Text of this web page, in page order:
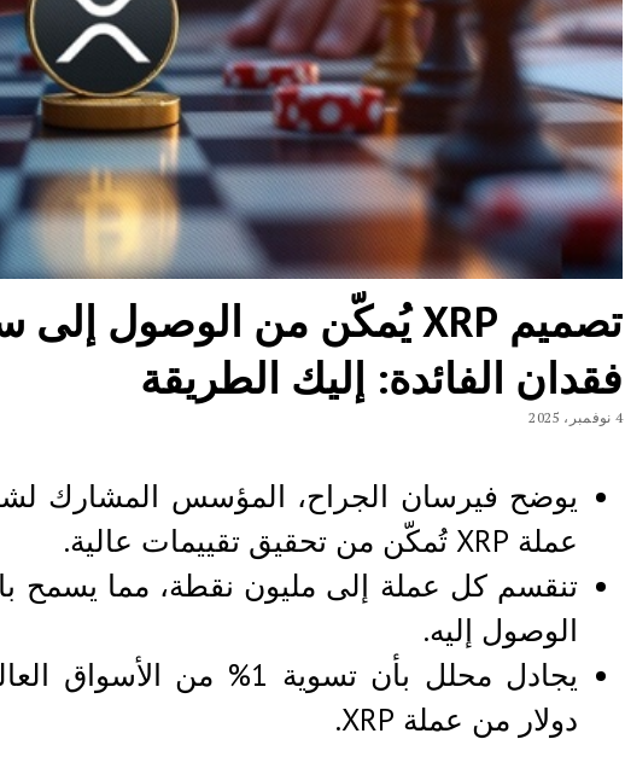
فقدان الفائدة: إليك الطريقة
4 نوفمبر، 2025
يوضح فيرسان الجراح، المؤسس المشارك
عملة XRP تُمكّن من تحقيق تقييمات عالية.
تنقسم كل عملة إلى مليون نقطة، مما يسمح
الوصول إليه.
يجادل محلل بأن تسوية 1%
دولار من عملة XRP.